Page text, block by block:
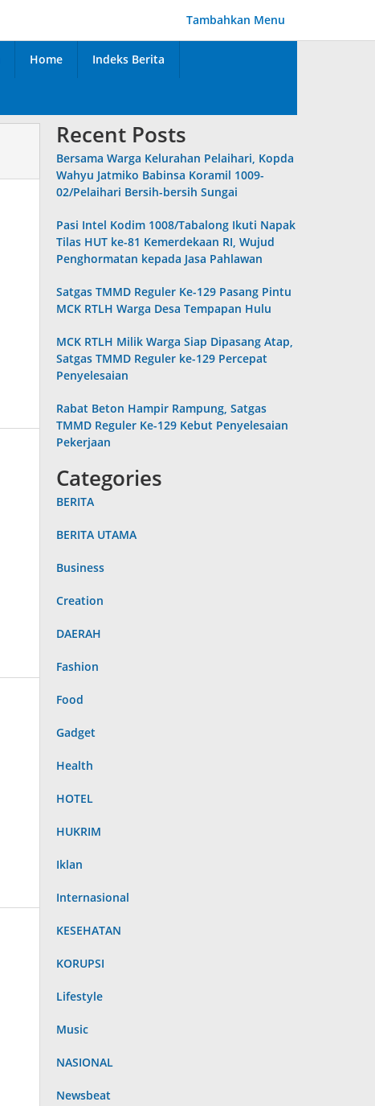
Tambahkan Menu
Home Indeks Berita
Recent Posts
Bersama Warga Kelurahan Pelaihari, Kopda
Wahyu Jatmiko Babinsa Koramil 1009-
02/Pelaihari Bersih-bersih Sungai
Pasi Intel Kodim 1008/Tabalong Ikuti Napak
Tilas HUT ke-81 Kemerdekaan RI, Wujud
Penghormatan kepada Jasa Pahlawan
Satgas TMMD Reguler Ke-129 Pasang Pintu
MCK RTLH Warga Desa Tempapan Hulu
MCK RTLH Milik Warga Siap Dipasang Atap,
Satgas TMMD Reguler ke-129 Percepat
Penyelesaian
Rabat Beton Hampir Rampung, Satgas
TMMD Reguler Ke-129 Kebut Penyelesaian
Pekerjaan
Categories
BERITA
BERITA UTAMA
Business
Creation
DAERAH
Fashion
Food
Gadget
Health
HOTEL
HUKRIM
Iklan
Internasional
KESEHATAN
KORUPSI
Lifestyle
Music
NASIONAL
Newsbeat